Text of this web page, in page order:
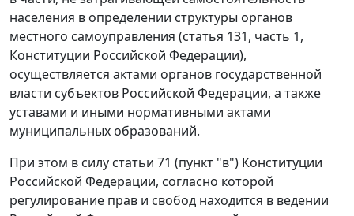
населения в определении структуры органов
местного самоуправления (статья 131, часть 1,
Конституции Российской Федерации),
осуществляется актами органов государственной
власти субъектов Российской Федерации, а также
уставами и иными нормативными актами
муниципальных образований.
При этом в силу статьи 71 (пункт "в") Конституции
Российской Федерации, согласно которой
регулирование прав и свобод находится в ведении